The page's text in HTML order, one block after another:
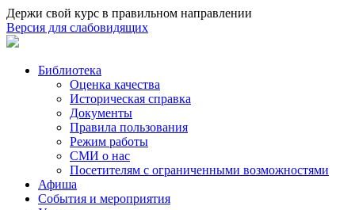
Держи свой курс в правильном направлении
Версия для слабовидящих
Библиотека
Оценка качества
Историческая справка
Документы
Правила пользования
Режим работы
СМИ о нас
Посетителям с ограниченными возможностями
Афиша
События и мероприятия